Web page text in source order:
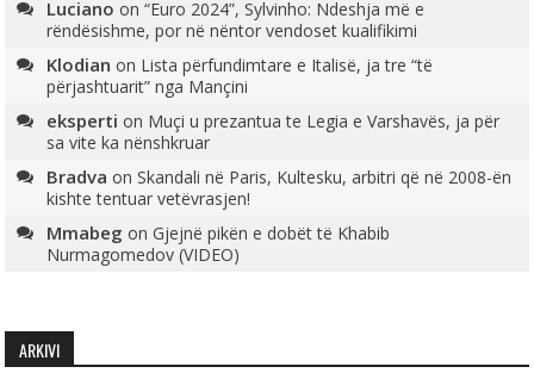
Luciano on“Euro 2024”, Sylvinho: Ndeshja më e
rëndësishme, por në nëntor vendoset kualifikimi
Klodian on Lista përfundimtare e Italisë, ja tre “të
përjashtuarit” nga Mançini
eksperti on Muçi u prezantua te Legia e Varshavës, ja për
sa vite ka nënshkruar
Bradva onSkandali në Paris, Kultesku, arbitri që në 2008-ën
kishte tentuar vetëvrasjen!
Mmabeg onGjejnë pikën e dobët të Khabib
Nurmagomedov (VIDEO)
ARKIVI